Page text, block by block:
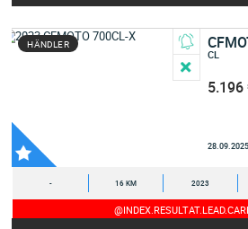
HÄNDLER
CL
5.196
28.09.2025
- 16 KM 2023